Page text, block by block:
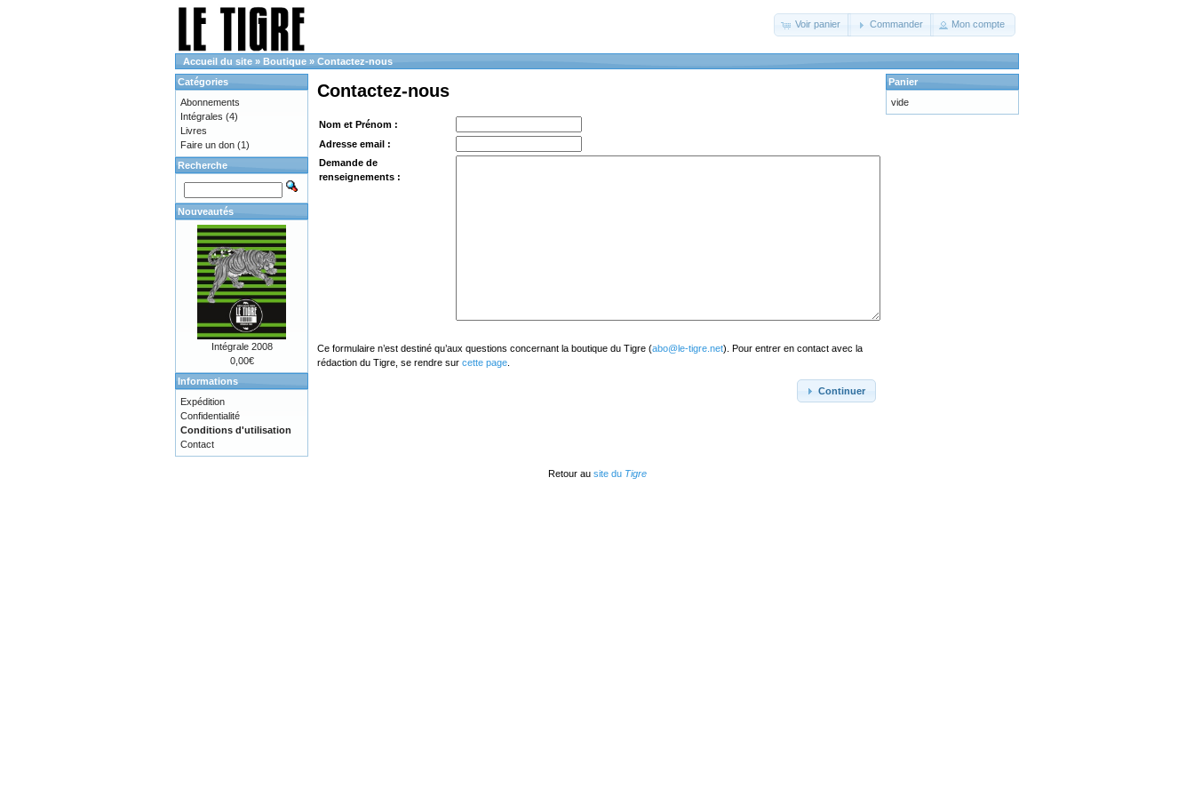
Voir panier Commander Mon compte
Accueil du site » Boutique » Contactez-nous
Contactez-nous
Nom et Prénom :
Adresse email :
Demande de
renseignements :
Ce formulaire n’est destiné qu’aux questions concernant la boutique du Tigre (abo@le-tigre.net). Pour entrer en contact avec la
rédaction du Tigre, se rendre sur cette page
Continuer
Catégories
Abonnements
Intégrales (4)
Livres
Faire un don (1)
Recherche
Nouveautés
Intégrale 2008
0,00€
Informations
Expédition
Confidentialité
Conditions d'utilisation
Contact
Panier
vide
Retour au site du Tigre